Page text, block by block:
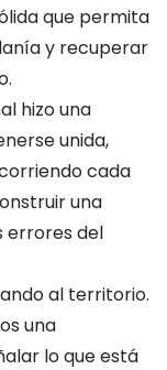
que permita
y recuperar
hizo una
unida,
cada
una
errores del
al territorio.
una
lo que está